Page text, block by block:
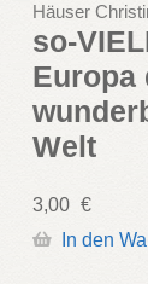
Häuser
so-
Europa
Welt
3,00 €
In den